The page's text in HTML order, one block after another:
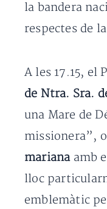
la bandera
respectes de
A les 17.15, el
de Ntra. Sra.
una Mare de
missionera”,
marianaamb
lloc
emblemàtic